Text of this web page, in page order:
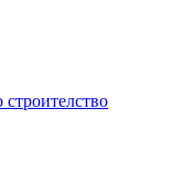
строителство